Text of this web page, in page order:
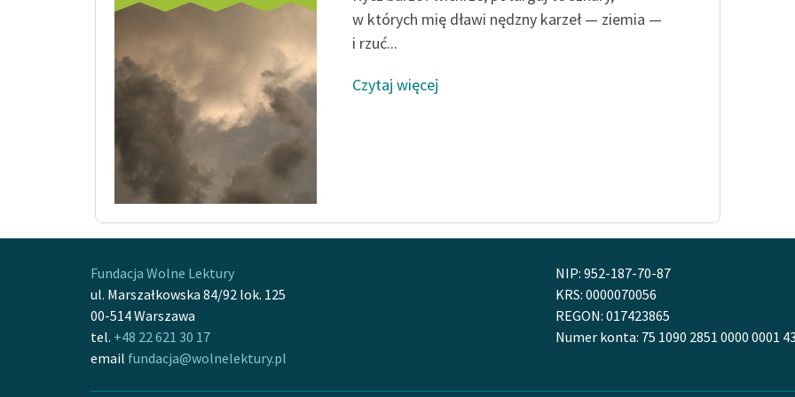
w których mię dławi nędzny karzeł — ziemia —
i rzuć...
Czytaj więcej
Fundacja Wolne Lektury
ul. Marszałkowska 84/92 lok. 125
00-514 Warszawa
tel. +48 22 621 30 17
email fundacja@wolnelektury.pl
NIP: 952-187-70-87
KRS: 0000070056
REGON: 017423865
Numer konta: 75 1090 2851 0000 0001